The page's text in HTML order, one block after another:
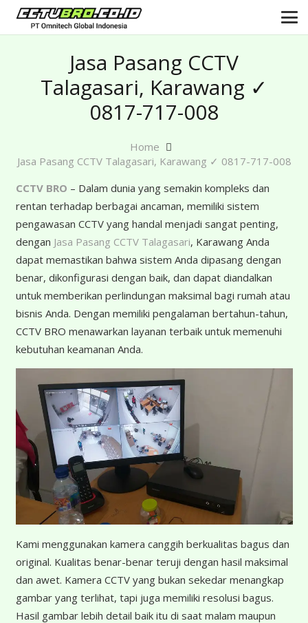
Jasa Pasang CCTV
Talagasari, Karawang ✓
0817-717-008
Home
Jasa Pasang CCTV Talagasari, Karawang ✓ 0817-717-008
CCTV BRO – Dalam dunia yang semakin kompleks dan
rentan terhadap berbagai ancaman, memiliki sistem
pengawasan CCTV yang handal menjadi sangat penting,
dengan Jasa Pasang CCTV Talagasari, Karawang Anda
dapat memastikan bahwa sistem Anda dipasang dengan
benar, dikonfigurasi dengan baik, dan dapat diandalkan
untuk memberikan perlindungan maksimal bagi rumah atau
bisnis Anda. Dengan memiliki pengalaman bertahun-tahun,
CCTV BRO menawarkan layanan terbaik untuk memenuhi
kebutuhan keamanan Anda.
Kami menggunakan kamera canggih berkualitas bagus dan
original. Kualitas benar-benar teruji dengan hasil maksimal
dan awet. Kamera CCTV yang bukan sekedar menangkap
gambar yang terlihat, tapi juga memiliki resolusi bagus.
Hasil gambar lebih detail baik itu di saat malam maupun